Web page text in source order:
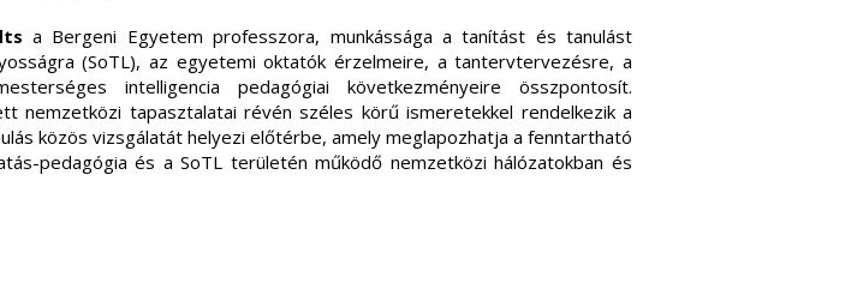
a Bergeni Egyetem professzora, munkássága a tanítást és tanulást
(SoTL), az egyetemi oktatók érzelmeire, a tantervtervezésre, a
intelligencia pedagógiai következményeire összpontosít.
nemzetközi tapasztalatai révén széles körű ismeretekkel rendelkezik a
közös vizsgálatát helyezi előtérbe, amely meglapozhatja a fenntartható
pedagógia és a SoTL területén működő nemzetközi hálózatokban és